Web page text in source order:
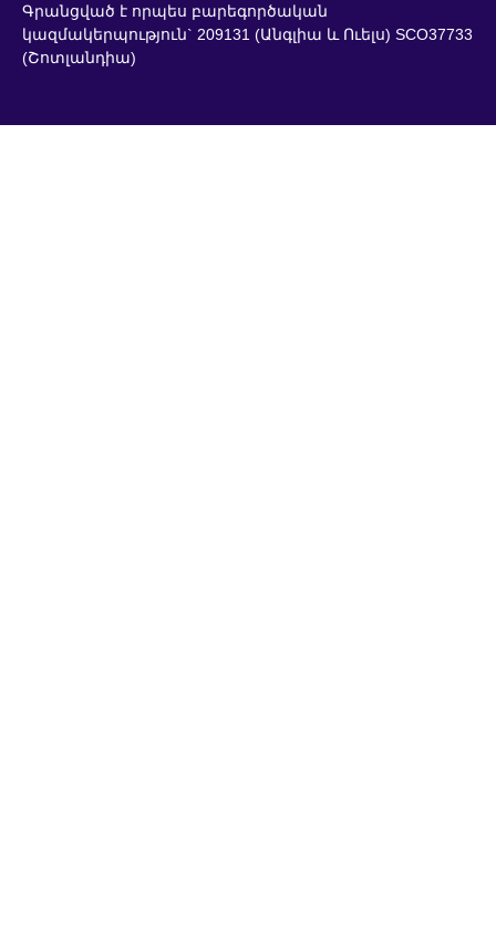
Գրանցված է որպես բարեգործական
կազմակերպություն` 209131 (Անգլիա և Ուելս) SCO37733
(Շոտլանդիա)